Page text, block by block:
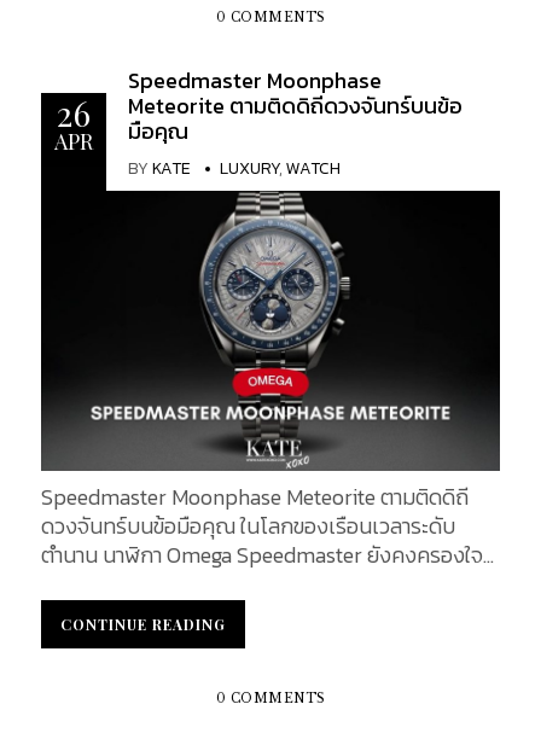
ใหม่ล่าสุด, Camille Cottin และ Deva Cassel ที่กำลัง
ทั้งสองแบรนด์ โดยเป็นการผสมผสานระหว่างความ
LVKV-02 GMR 6 ที่ออกแบบและพัฒนาขึ้นภายใต้ความ
ร่วมมือกับผู้ผลิตนาฬิการะดับมาสเตอร์อย่าง Kari
Voutilainen ได้รวมเอาความสามารถพิเศษของเวิร์
กช็อป Voutilainen กับ La Fabrique du Temps Louis
Vuitton เข้าไว้ด้วยกันเพื่อรังสรรค์คอลเลกชันนาฬิกาที่
จำกัดจำนวนเพียง 5 เรือนเท่านั้น ทำให้คอลเล็กชั่นนี้ ไม่
เป็นเพียงแค่นาฬิกา GMT ทั่วไป แต่เป็นงานศิลปะอย่าง
แท้จริง KATEXOXO จะขอนำทุกท่านไปยลโฉม อีกหนึ่ง
สุดยอดงานศิลปะแห่งโลกเวลานี้ไปพร้อมกัน A
Watchmaking Creation Steeped in Heritage
นาฬิกาของ Louis Vuitton นอกเหนือจากคอลเลกชั่น
คลาสสิกอย่างนาฬิกา Tambour, Spin Time และ
Escale แล้ว แบรนด์นี้ยังแสดงให้เห็นถึงความ
เชี่ยวชาญที่น่าประทับใจในการผลิตนาฬิการะดับสูงด้วย
นาฬิการุ่นออโตมาตาและเมติเยร์ส ดาร์ต แต่ยังมีความ
สัมพันธ์อันแน่นแฟ้นกับผู้ผลิตนาฬิกาอิสระ เช่น รางวัล
Louis Vuitton Watch Prize for Independent
Creatives หรือการเปิดตัวแบรนด์ Gerald Genta และ
Daniel Roth อีกครั้งเมื่อไม่นานนี้ และสุดท้าย ยังมีการ
ร่วมมือกันระหว่าง Louis Vuitton และผู้ผลิตนาฬิกา
อิสระที่มีชื่อเสียงที่สุดบางราย...
0 COMMENTS
26
APR
Speedmaster Moonphase
Meteorite ตามติดดิถีดวงจันทร์บนข้อ
มือคุณ
BYKATE LUXURY,WATCH
Speedmaster Moonphase Meteorite ตามติดดิถี
ดวงจันทร์บนข้อมือคุณ ในโลกของเรือนเวลาระดับ
ตำนาน นาฬิกา Omega Speedmaster ยังคงครองใจ
เนื่อง และในปี 2025 นี้ Omega ได้เปิดตัวผลงานใหม่
ล่าสุดที่เรียกเสียงฮือฮาในวงการอีกครั้ง กับรุ่น
ดีไซน์สุดพิเศษที่ผสานความล้ำค่าและเรื่องราวจากนอก
CONTINUE READING
CONTINUE READING
0 COMMENTS